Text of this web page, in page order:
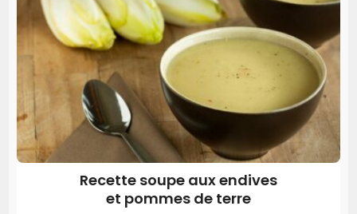
Recette soupe aux endives
et pommes de terre